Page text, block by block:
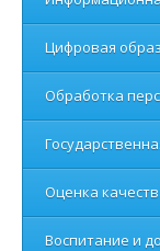
Цифровая
Обработка
Оценка
Воспитание и